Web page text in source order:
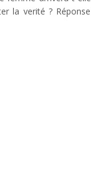
la verité ? Réponse